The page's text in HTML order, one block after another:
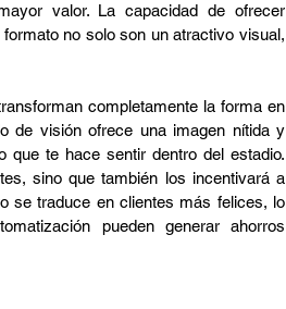
no solo son un atractivo visual,
completamente la forma en
de visión ofrece una imagen nítida y
que te hace sentir dentro del estadio.
sino que también los incentivará a
se traduce en clientes más felices, lo
pueden generar ahorros